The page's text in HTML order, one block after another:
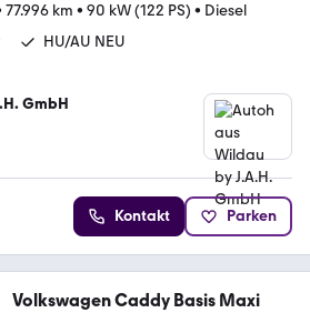
77.996 km • 90 kW (122 PS) • Diesel
HU/AU NEU
GmbH
Kontakt Parken
Volkswagen Caddy Basis Maxi